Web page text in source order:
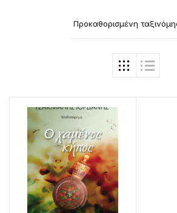
Προκαθορισμένη